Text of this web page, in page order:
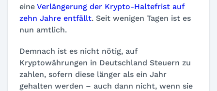
eine Verlängerung der Krypto-Haltefrist auf
zehn Jahre entfällt. Seit wenigen Tagen ist es
nun amtlich.
Demnach ist es nicht nötig, auf
Kryptowährungen in Deutschland Steuern zu
zahlen, sofern diese länger als ein Jahr
gehalten werden – auch dann nicht, wenn sie